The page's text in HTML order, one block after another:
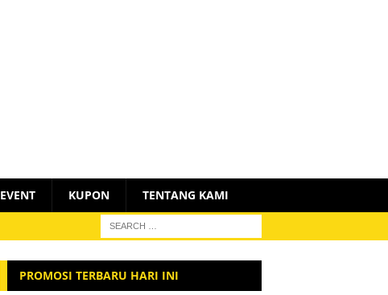
EVENT KUPON TENTANG KAMI
PROMOSI TERBARU HARI INI